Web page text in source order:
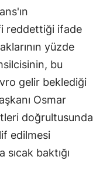
reddettiği ifade
yüzde
bu
gelir beklediği
Osmar
doğrultusunda
edilmesi
baktığı